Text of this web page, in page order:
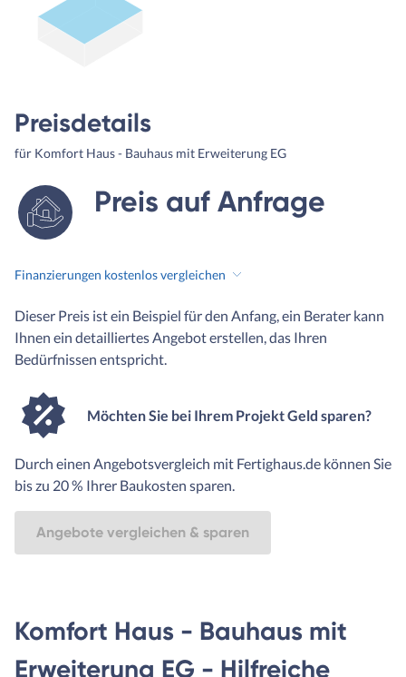
Preisdetails
für Komfort Haus - Bauhaus mit Erweiterung EG
Preis auf Anfrage
Finanzierungen kostenlos vergleichen
Dieser Preis ist ein Beispiel für den Anfang, ein Berater kann
Ihnen ein detailliertes Angebot erstellen, das Ihren
Bedürfnissen entspricht.
Möchten Sie bei Ihrem Projekt Geld sparen?
Durch einen Angebotsvergleich mit Fertighaus.de können Sie
bis zu 20 % Ihrer Baukosten sparen.
Angebote vergleichen & sparen
Komfort Haus - Bauhaus mit
Erweiterung EG - Hilfreiche